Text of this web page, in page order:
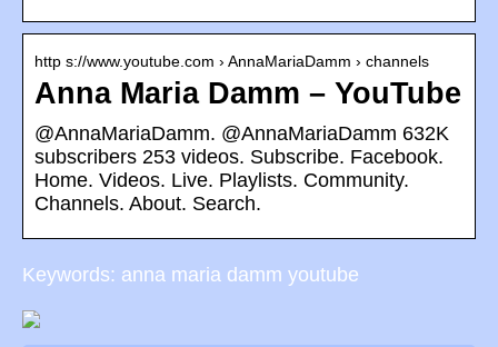
http s://www.youtube.com › AnnaMariaDamm › channels
Anna Maria Damm – YouTube
@AnnaMariaDamm. @AnnaMariaDamm 632K
subscribers 253 videos. Subscribe. Facebook.
Home. Videos. Live. Playlists. Community.
Channels. About. Search.
Keywords: anna maria damm youtube